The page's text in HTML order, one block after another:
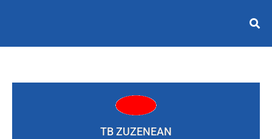
TB ZUZENEAN